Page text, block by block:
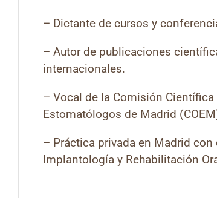
– Dictante de cursos y
– Autor de publicaciones
internacionales.
– Vocal de la Comisión
Estomatólogos de Madrid
– Práctica privada en Madrid
Implantología y Rehabilitación